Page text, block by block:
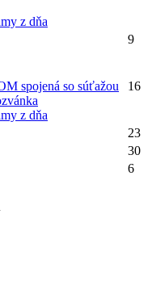
z dňa
9
spojená so súťažou
z dňa
16
23
30
6